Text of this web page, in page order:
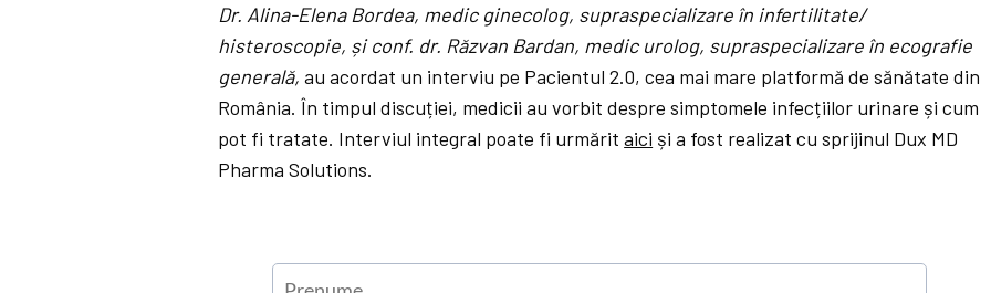
Dr. Alina-Elena Bordea, medic ginecolog, supraspecializare în infertilitate/
histeroscopie, și conf. dr. Răzvan Bardan, medic urolog, supraspecializare în ecografie
generală, au acordat un interviu pe Pacientul 2.0, cea mai mare platformă de sănătate din
România. În timpul discuției, medicii au vorbit despre simptomele infecțiilor urinare și cum
pot fi tratate. Interviul integral poate fi urmăritaici și a fost realizat cu sprijinul Dux MD
Pharma Solutions.